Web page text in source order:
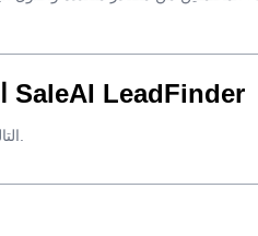
اعثر على شركات حقيقية من خلال طلب واحد من المشتري باستخدام وكيل SaleAI LeadFinder